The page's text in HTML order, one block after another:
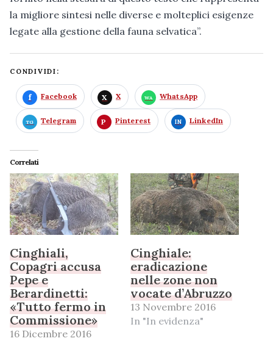
la migliore sintesi nelle diverse e molteplici esigenze
legate alla gestione della fauna selvatica”.
CONDIVIDI:
Facebook X WhatsApp
Telegram Pinterest LinkedIn
Correlati
Cinghiali,
Copagri accusa
Pepe e
Berardinetti:
«Tutto fermo in
Commissione»
16 Dicembre 2016
Cinghiale:
eradicazione
nelle zone non
vocate d’Abruzzo
13 Novembre 2016
In "In evidenza"